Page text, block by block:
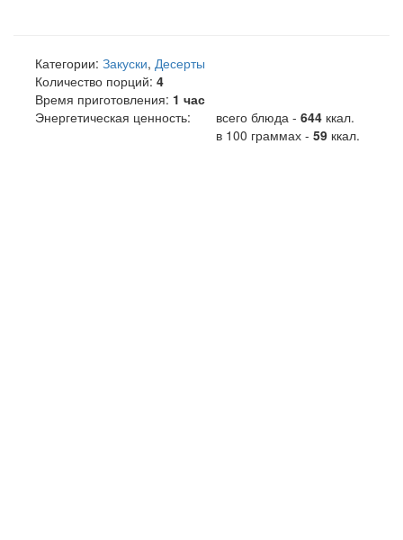
Категории: Закуски, Десерты
Количество порций: 4
Время приготовления: 1 час
Энергетическая ценность:
всего блюда - 644 ккал.
в 100 граммах - 59 ккал.